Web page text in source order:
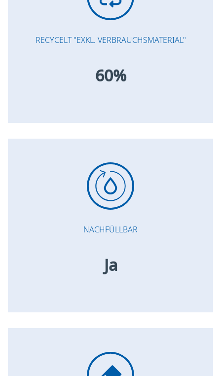
RECYCELT "EXKL. VERBRAUCHSMATERIAL"
60%
NACHFÜLLBAR
Ja